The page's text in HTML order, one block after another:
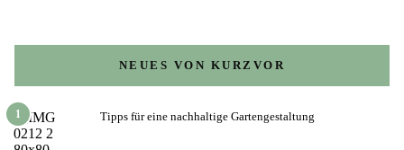
NEUES VON KURZVOR
1 Tipps für eine nachhaltige Gartengestaltung